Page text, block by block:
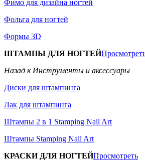
Фимо для дизайна ногтей
Фольга для ногтей
Формы 3D
ШТАМПЫ ДЛЯ НОГТЕЙ
Назад к Инструменты и аксессуары
Диски для штампинга
Лак для штампинга
Штампы 2 в 1 Stamping Nail Art
Штампы Stamping Nail Art
КРАСКИ ДЛЯ НОГТЕЙПросмотреть